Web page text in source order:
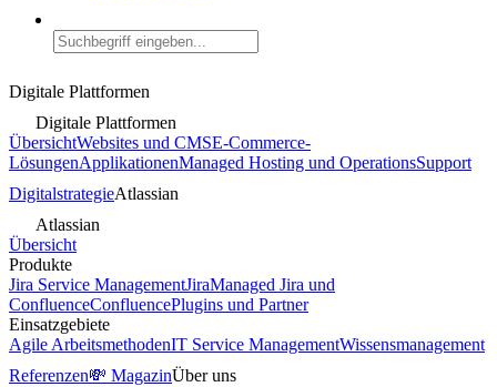
Digitale Plattformen
Digitale Plattformen
ÜbersichtWebsites und CMSE-Commerce-
LösungenApplikationenManaged Hosting und OperationsSupport
DigitalstrategieAtlassian
Atlassian
Übersicht
Produkte
Jira Service ManagementJiraManaged Jira und
ConfluenceConfluencePlugins und Partner
Einsatzgebiete
Agile ArbeitsmethodenIT Service ManagementWissensmanagement
Referenzen💸 MagazinÜber uns